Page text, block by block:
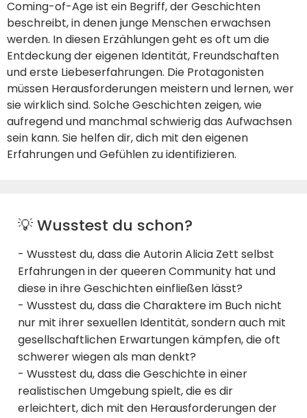
Coming-of-Age ist ein Begriff, der Geschichten
beschreibt, in denen junge Menschen erwachsen
werden. In diesen Erzählungen geht es oft um die
Entdeckung der eigenen Identität, Freundschaften
und erste Liebeserfahrungen. Die Protagonisten
müssen Herausforderungen meistern und lernen, wer
sie wirklich sind. Solche Geschichten zeigen, wie
aufregend und manchmal schwierig das Aufwachsen
sein kann. Sie helfen dir, dich mit den eigenen
Erfahrungen und Gefühlen zu identifizieren.
💡 Wusstest du schon?
- Wusstest du, dass die Autorin Alicia Zett selbst
Erfahrungen in der queeren Community hat und
diese in ihre Geschichten einfließen lässt?
- Wusstest du, dass die Charaktere im Buch nicht
nur mit ihrer sexuellen Identität, sondern auch mit
gesellschaftlichen Erwartungen kämpfen, die oft
schwerer wiegen als man denkt?
- Wusstest du, dass die Geschichte in einer
realistischen Umgebung spielt, die es dir
erleichtert, dich mit den Herausforderungen der